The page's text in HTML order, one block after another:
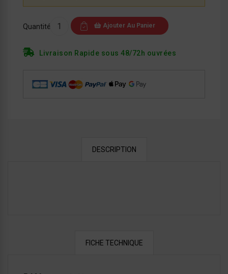
Quantité Ajouter Au Panier
Livraison Rapide sous 48/72h ouvrées
DESCRIPTION
FICHE TECHNIQUE